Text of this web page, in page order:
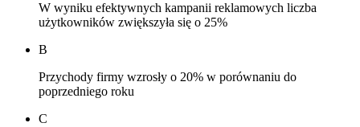
W wyniku efektywnych kampanii reklamowych liczba
użytkowników zwiększyła się o 25%
B
Przychody firmy wzrosły o 20% w porównaniu do
poprzedniego roku
C